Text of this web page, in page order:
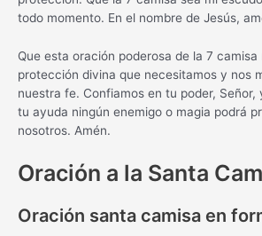
todo momento. En el nombre de Jesús,
Que esta oración poderosa de la 7 camisa
protección divina que necesitamos y nos
nuestra fe. Confiamos en tu poder, Señor,
tu ayuda ningún enemigo o magia podrá
nosotros. Amén.
Oración a la Santa
Oración santa camisa en